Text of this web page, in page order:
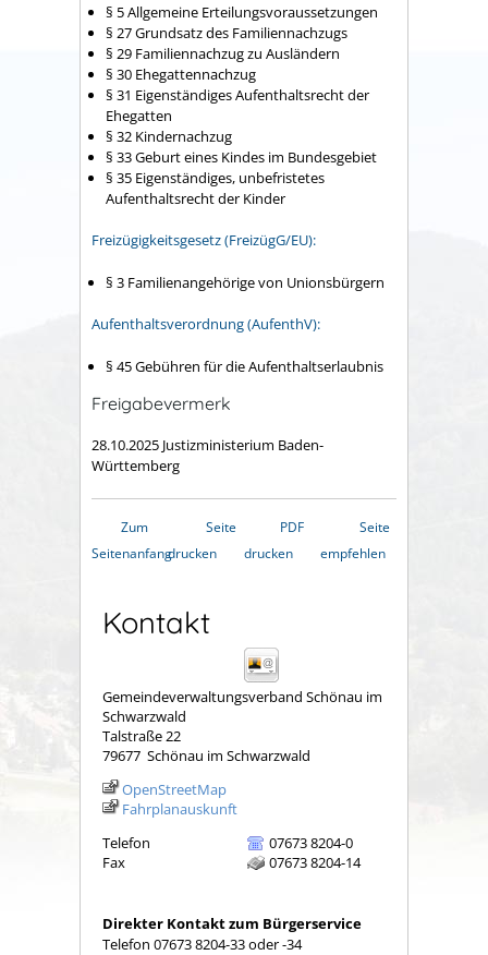
§ 5 Allgemeine Erteilungsvoraussetzungen
§ 27 Grundsatz des Familiennachzugs
§ 29 Familiennachzug zu Ausländern
§ 30 Ehegattennachzug
§ 31 Eigenständiges Aufenthaltsrecht der
Ehegatten
§ 32 Kindernachzug
§ 33 Geburt eines Kindes im Bundesgebiet
§ 35 Eigenständiges, unbefristetes
Aufenthaltsrecht der Kinder
Freizügigkeitsgesetz (FreizügG/EU):
§ 3 Familienangehörige von Unionsbürgern
Aufenthaltsverordnung (AufenthV):
§ 45 Gebühren für die Aufenthaltserlaubnis
Freigabevermerk
28.10.2025 Justizministerium Baden-
Württemberg
Zum
Seitenanfang
Seite
drucken
PDF
drucken
Seite
empfehlen
Kontakt
Gemeindeverwaltungsverband Schönau im
Schwarzwald
Talstraße 22
79677 Schönau im Schwarzwald
OpenStreetMap
Fahrplanauskunft
Telefon
07673 8204-0
Fax
07673 8204-14
Direkter Kontakt zum Bürgerservice
Telefon 07673 8204-33 oder -34